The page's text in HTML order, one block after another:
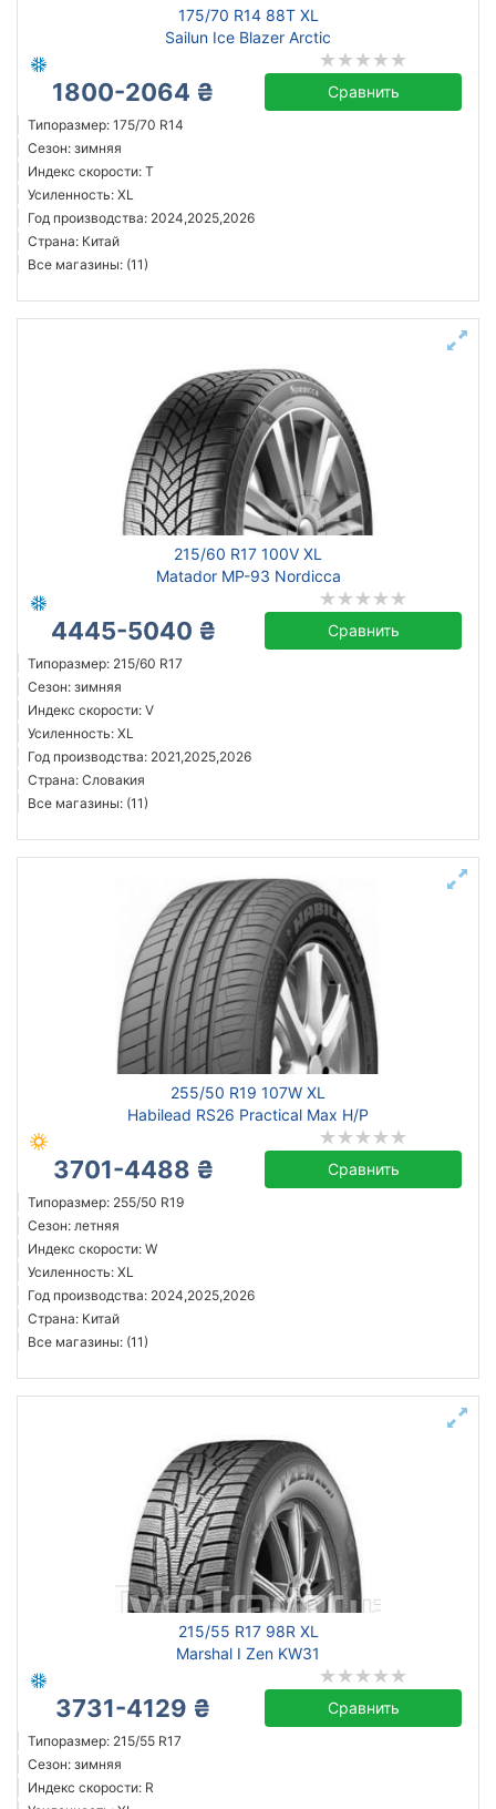
175/70 R14 88T XL
Sailun Ice Blazer Arctic
1800-2064 ₴ Сравнить
Типоразмер: 175/70 R14
Сезон: зимняя
Индекс скорости: T
Усиленность: XL
Год производства: 2024,2025,2026
Страна: Китай
Все магазины: (11)
215/60 R17 100V XL
Matador MP-93 Nordicca
4445-5040 ₴ Сравнить
Типоразмер: 215/60 R17
Сезон: зимняя
Индекс скорости: V
Усиленность: XL
Год производства: 2021,2025,2026
Страна: Словакия
Все магазины: (11)
255/50 R19 107W XL
Habilead RS26 Practical Max H/P
3701-4488 ₴ Сравнить
Типоразмер: 255/50 R19
Сезон: летняя
Индекс скорости: W
Усиленность: XL
Год производства: 2024,2025,2026
Страна: Китай
Все магазины: (11)
215/55 R17 98R XL
Marshal I Zen KW31
3731-4129 ₴ Сравнить
Типоразмер: 215/55 R17
Сезон: зимняя
Индекс скорости: R